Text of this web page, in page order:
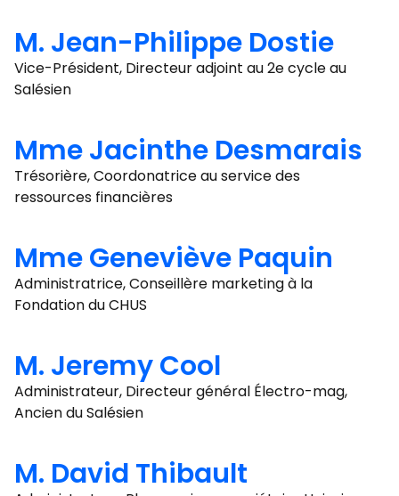
M. Jean-Philippe Dostie
Vice-Président, Directeur adjoint au 2e cycle au
Salésien
Mme Jacinthe Desmarais
Trésorière, Coordonatrice au service des
ressources financières
Mme Geneviève Paquin
Administratrice, Conseillère marketing à la
Fondation du CHUS
M. Jeremy Cool
Administrateur, Directeur général Électro-mag,
Ancien du Salésien
M. David Thibault